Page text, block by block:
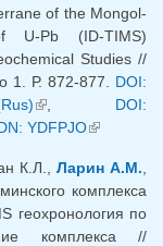
of the Mongol-
U-Pb (ID-TIMS)
Studies //
1. Р. 872-877. DOI:
(внешняя
ссылка)
DOI:
ссылка)
YDFPJO(внешняя
К.Л.,Ларин А.М.
комплекса
геохронология по
комплекса //